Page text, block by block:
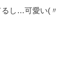
し…可愛い(〃